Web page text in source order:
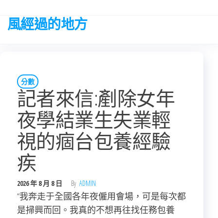
the
風經過的地方
分數
記者來信:剷除女年
夜學結業生失業輕
視的痼台包養經驗
疾
2026 年 8 月 8 日 By ADMIN
“我奔走于全國各年夜僱用會場，可是每次都
是掃興而回。我真的不想再往找任務包養